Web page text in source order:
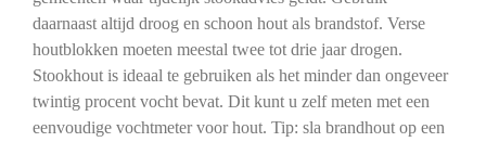
daarnaast altijd droog en schoon hout als brandstof. Verse
houtblokken moeten meestal twee tot drie jaar drogen.
Stookhout is ideaal te gebruiken als het minder dan ongeveer
twintig procent vocht bevat. Dit kunt u zelf meten met een
eenvoudige vochtmeter voor hout. Tip: sla brandhout op een